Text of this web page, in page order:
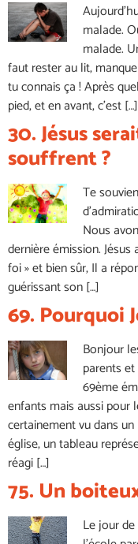
malade.
malade.
faut rester au lit,
tu connais ça ! Après
pied, et en avant, c’est […]
30. Jésus
souffrent ?
Te
Nous
dernière émission. Jésus
foi » et bien sûr, Il a
guérissant son […]
69. Pourquoi
Bonjour
parents
69ème
enfants mais aussi pour
certainement vu dans
église, un tableau
réagi […]
75. Un
Le jour